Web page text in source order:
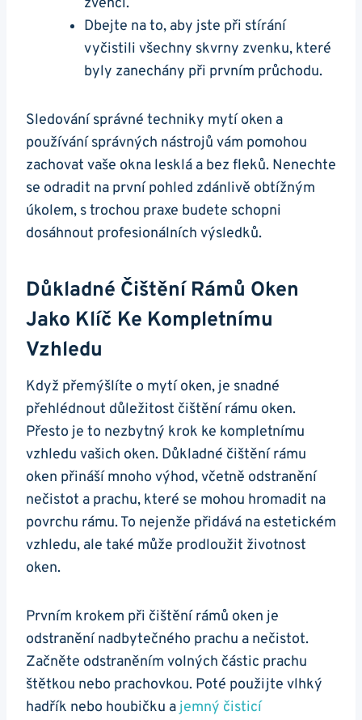
zvenčí.
Dbejte na to, aby jste při stírání
vyčistili všechny skvrny zvenku, které
byly zanechány při prvním průchodu.
Sledování správné techniky mytí oken a
používání správných nástrojů vám pomohou
zachovat vaše okna lesklá a bez fleků. Nenechte
se odradit na první pohled zdánlivě obtížným
úkolem, s trochou praxe budete schopni
dosáhnout profesionálních výsledků.
Důkladné Čištění Rámů Oken
Jako Klíč Ke Kompletnímu
Vzhledu
Když přemýšlíte o mytí oken, je snadné
přehlédnout důležitost čištění rámu oken.
Přesto je to nezbytný krok ke kompletnímu
vzhledu vašich oken. Důkladné čištění rámu
oken přináší mnoho výhod, včetně odstranění
nečistot a prachu, které se mohou hromadit na
povrchu rámu. To nejenže přidává na estetickém
vzhledu, ale také může prodloužit životnost
oken.
Prvním krokem při čištění rámů oken je
odstranění nadbytečného prachu a nečistot.
Začněte odstraněním volných částic prachu
štětkou nebo prachovkou. Poté použijte vlhký
hadřík nebo houbičku a jemný čisticí